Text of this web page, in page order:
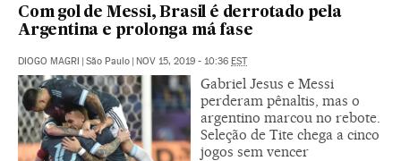
Com gol de Messi, Brasil é derrotado pela
Argentina e prolonga má fase
DIOGO MAGRI | São Paulo | NOV 15, 2019 - 10:36 EST
Gabriel Jesus e Messi
perderam pênaltis, mas o
argentino marcou no rebote.
Seleção de Tite chega a cinco
jogos sem vencer